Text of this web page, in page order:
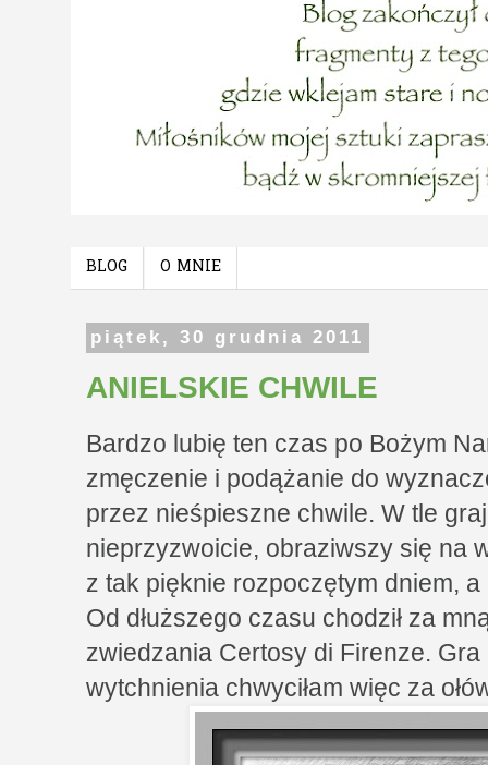
BLOG O MNIE
piątek, 30 grudnia 2011
ANIELSKIE CHWILE
Bardzo lubię ten czas po Bożym
zmęczenie i podążanie do
przez nieśpieszne chwile. W tle
nieprzyzwoicie, obraziwszy się na
z tak pięknie rozpoczętym dniem,
Od dłuższego czasu chodził za
zwiedzania Certosy di Firenze. Gra
wytchnienia chwyciłam więc za